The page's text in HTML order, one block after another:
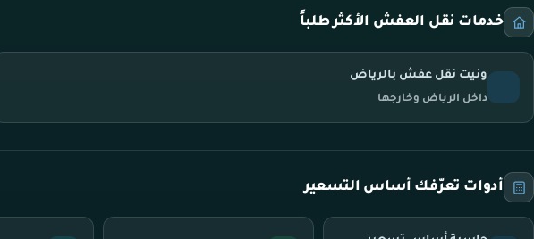
خدمات نقل العفش الأكثر طلباً
ونيت نقل عفش بالرياض
داخل الرياض وخارجها
أدوات تعرّفك أساس التسعير